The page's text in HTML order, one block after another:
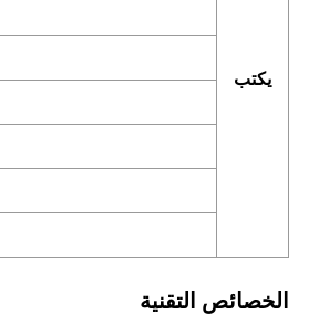
يكتب
الخصائص التقنية